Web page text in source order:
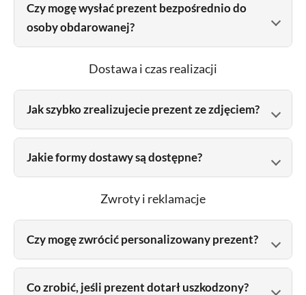
Czy mogę wysłać prezent bezpośrednio do
osoby obdarowanej?
Dostawa i czas realizacji
Jak szybko zrealizujecie prezent ze zdjęciem?
Jakie formy dostawy są dostępne?
Zwroty i reklamacje
Czy mogę zwrócić personalizowany prezent?
Co zrobić, jeśli prezent dotarł uszkodzony?